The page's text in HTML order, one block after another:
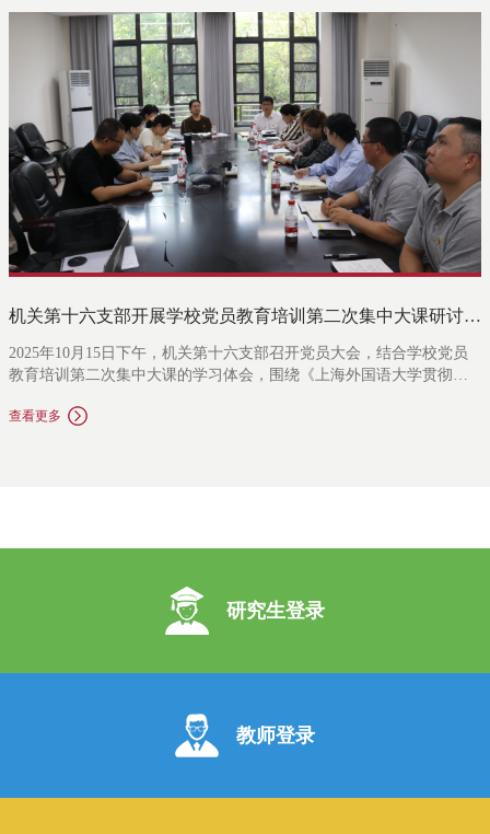
外特色拔尖创新人才提供支撑。
机关第十六支部开展学校党员教育培训第二次集中大课研讨交流
2025年10月15日下午，机关第十六支部召开党员大会，结合学校党员
教育培训第二次集中大课的学习体会，围绕《上海外国语大学贯彻落
作方案》中涉及研究生教育的相关内容，立足本职工作开展了深入的
享了我校研究生教育改革的理论逻辑和对未来的展望。通过导学环
中大课的学习感受与本职工作，轮流发言参与交流研讨。全体党员充
分认识到，教育是强国建设、民族复兴之基，建设教育强国，龙头是
高等教育。研究生教育作为国民教育的顶端，是教育、科技、人才三
查看更多
研究生登录
教师登录